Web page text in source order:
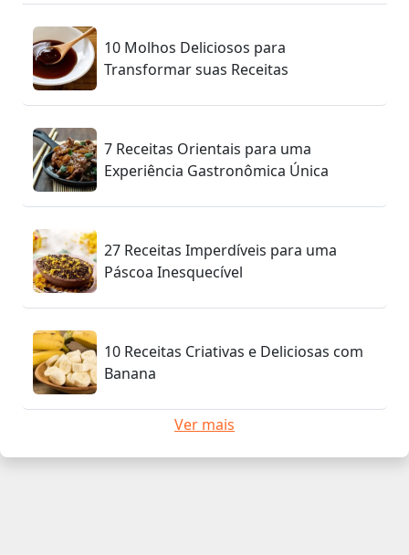
10 Molhos Deliciosos para
Transformar suas Receitas
7 Receitas Orientais para uma
Experiência Gastronômica Única
27 Receitas Imperdíveis para uma
Páscoa Inesquecível
10 Receitas Criativas e Deliciosas com
Banana
Ver mais